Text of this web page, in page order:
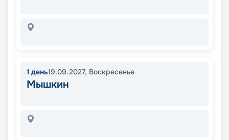
1 день19.09.2027, Воскресенье
Мышкин